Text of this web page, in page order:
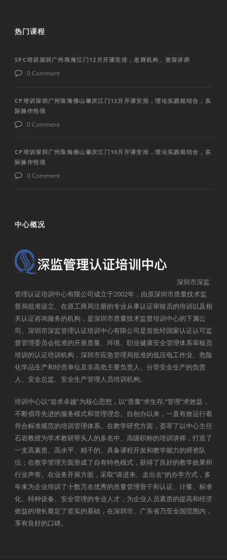
热门课程
SPC培训深圳广州珠海江门12月开课安排，老牌机构、资深讲师
0 Comment
CP培训深圳广州珠海佛山肇庆江门12月开课安排，理论实践相结合，实
际操作性强
0 Comment
CP培训深圳广州珠海佛山肇庆江门10月开课安排，理论实践相结合，实
际操作性强
0 Comment
中心概况
深圳市深监
管理认证培训中心有限公司成立于2002年，由原深圳市质量技术监
督局批准设立、在原工商局注册的专业从事认证审核员的培训以及相
关认证咨询服务的机构，是深圳市质量技术监督培训中心的下属公
司。深圳市深监管理认证培训中心有限公司是首批经国家认证认可监
督管理委员会批准的开展质量、环境、职业健康安全管理体系审核员
培训的认证培训机构，深圳市应急管理局批准的低压电工作业、危险
化学品生产和经营单位及非高危主要负责人、分管安全生产的负责
人、安全总监、安全生产管理人员培训机构。
培训中心以“追求卓越”为核心思想，以“质量”求生存,“管理”求效益，
不断倡导先进的服务模式和管理理念。自创办以来，一直有效运行着
符合标准规范的培训管理体系。在教学研究方面，荟萃了以中心主任
石岩教授为学术教研带头人的多名中、高级职称的培训讲师，打造了
一支高素质、高水平、精干的、具备课程开发和教学能力的师资队
伍；在教学管理方面形成了自有特色模式，获得了良好的教学效果和
行业声誉。在业务开展方面，采取“请进来、走出去”的办学方式，多
年来为企业培训了十数万名优秀的质量管理骨干和认证、计量、标准
化、特种设备、安全管理的专业人才，为企业人员素质的提高和经济
效益的增长奠定了坚实的基础，在深圳市、广东省乃至全国范围内，
享有良好的口碑。